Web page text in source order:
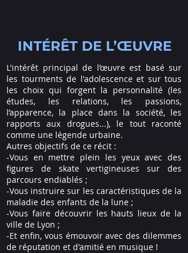
INTÉRÊT DE L’ŒUVRE
L'intérêt principal de l’œuvre est basé sur
les tourments de l'adolescence et sur tous
les choix qui forgent la personnalité (les
études, les relations, les passions,
l’apparence, la place dans la société, les
rapports aux drogues...), le tout raconté
comme une légende urbaine.
Autres objectifs de ce récit :
-Vous en mettre plein les yeux avec des
figures de skate vertigineuses sur des
parcours endiablés ;
-Vous instruire sur les caractéristiques de la
maladie des enfants de la lune ;
-Vous faire découvrir les hauts lieux de la
ville de Lyon ;
-Et enfin, vous émouvoir avec des dilemmes
de réputation et d'amitié en musique !